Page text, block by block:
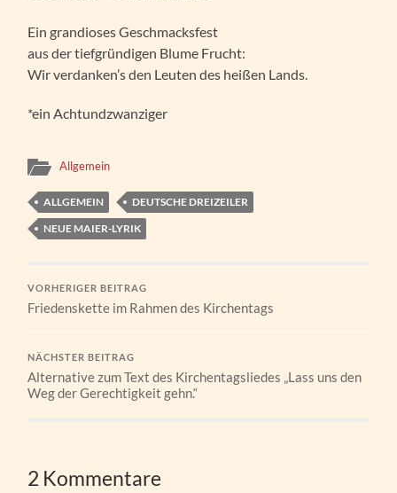
Ein grandioses Geschmacksfest
aus der tiefgründigen Blume Frucht:
Wir verdanken’s den Leuten des heißen Lands.
*ein Achtundzwanziger
Allgemein
ALLGEMEIN
DEUTSCHE DREIZEILER
NEUE MAIER-LYRIK
VORHERIGER BEITRAG
Friedenskette im Rahmen des Kirchentags
NÄCHSTER BEITRAG
Alternative zum Text des Kirchentagsliedes „Lass uns den
Weg der Gerechtigkeit gehn.“
2 Kommentare